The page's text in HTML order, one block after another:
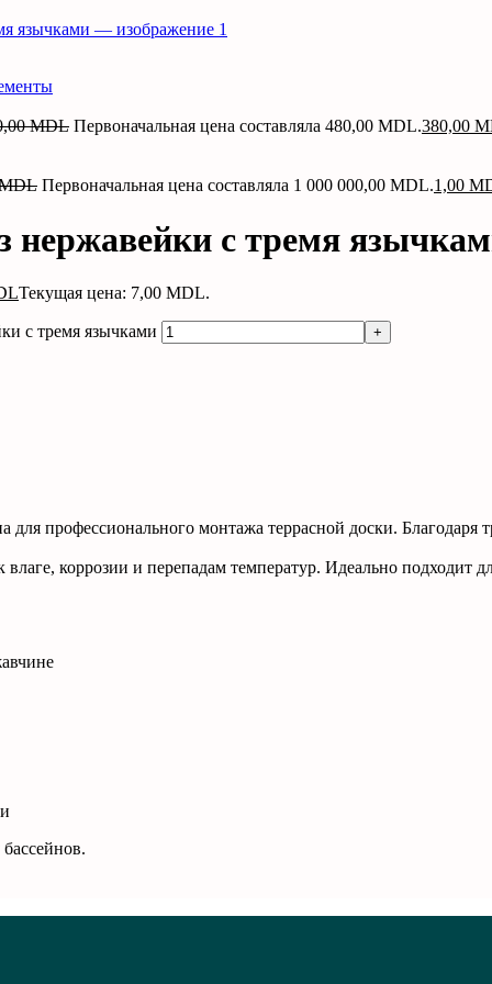
MDL Первоначальная цена составляла 480,00 MDL.380,00
Первоначальная цена составляла 1 000 000,00 MDL.1,00
нержавейки с тремя
Текущая цена: 7,00 MDL.
с тремя язычками
для профессионального монтажа террасной доски.
влаге, коррозии и перепадам температур. Идеально подходит